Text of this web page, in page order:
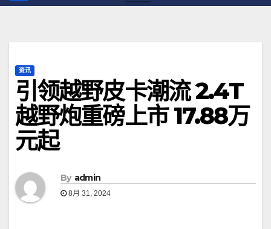
资讯
引领越野皮卡潮流 2.4T
越野炮重磅上市 17.88万
元起
By admin
8月 31, 2024